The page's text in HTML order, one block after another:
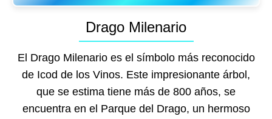
Drago Milenario
El Drago Milenario es el símbolo más reconocido
de Icod de los Vinos. Este impresionante árbol,
que se estima tiene más de 800 años, se
encuentra en el Parque del Drago, un hermoso